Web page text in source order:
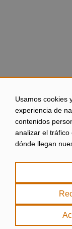
Usamos cookies
experiencia de
contenidos
analizar el
dónde llegan
. misPeces